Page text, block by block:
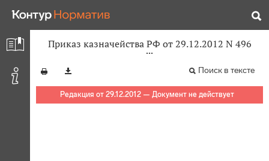
Приказ казначейства РФ от 29.12.2012 N 496
Поиск в тексте
Редакция от 29.12.2012 — Документ не действует